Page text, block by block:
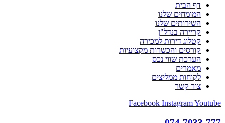
דף הבית
המומחים שלנו
השירותים שלנו
קריירה בנדל"ן
קטלוג דירות למכירה
קורסים והכשרות מקצועיות
הערכת שווי נכס
מאמרים
לקוחות ממליצים
צור קשר
Facebook InstagramYoutube